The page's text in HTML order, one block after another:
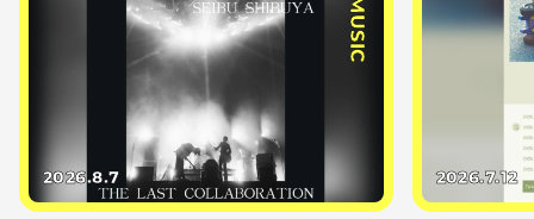
#MUSIC
2026.8.7 2026.7.12